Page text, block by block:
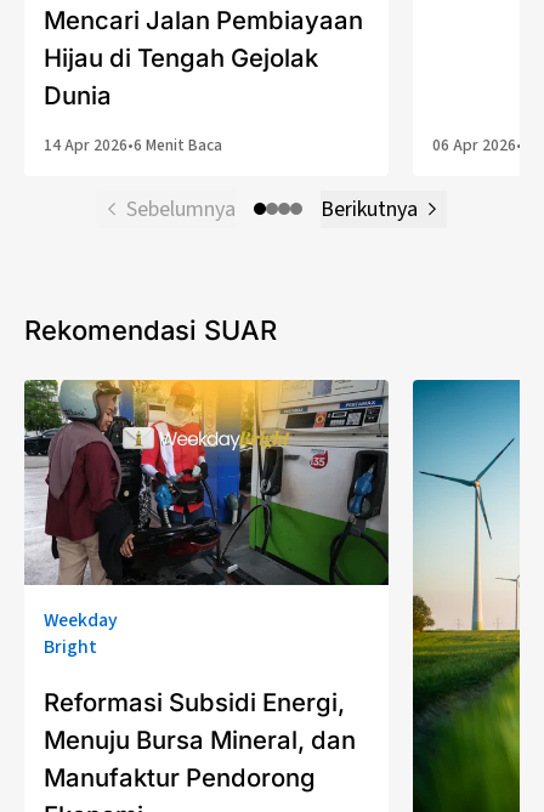
Mencari Jalan Pembiayaan
Hijau di Tengah Gejolak
Dunia
14 Apr 2026•6 Menit Baca 06 Apr 2026•
Sebelumnya Berikutnya
Rekomendasi SUAR
Weekday
Bright
Reformasi Subsidi Energi,
Menuju Bursa Mineral, dan
Manufaktur Pendorong